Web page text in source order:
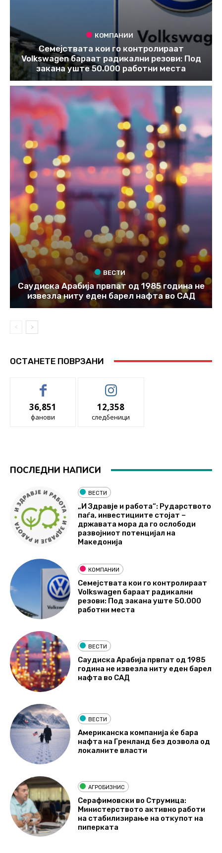
КОМПАНИИ
Семејствата кои го контролираат
Volkswagen бараат радикални резови: Под
закана уште 50.000 работни места
ВЕСТИ
Саудиска Арабија првпат од 1985 година не
извезла ниту еден барел нафта во САД
ОСТАНЕТЕ ПОВРЗАНИ
36,851
фанови
12,358
следбеници
ПОСЛЕДНИ НАПИСИ
ВЕСТИ
„И Здравје и работа“: Рударството
паѓа, инвестициите стојат –
државата мора да го ослободи
развојниот потенцијал на
Македонија
КОМПАНИИ
Семејствата кои го контролираат
Volkswagen бараат радикални
резови: Под закана уште 50.000
работни места
ВЕСТИ
Саудиска Арабија првпат од 1985
година не извезла ниту еден барел
нафта во САД
ВЕСТИ
Американска компанија ќе бара
нафта на Гренланд без дозвола од
локалните власти
АГРОБИЗНИС
Серафимовски во Струмица:
Министерството активно работи
на стабилизирање на откупот на
пиперката